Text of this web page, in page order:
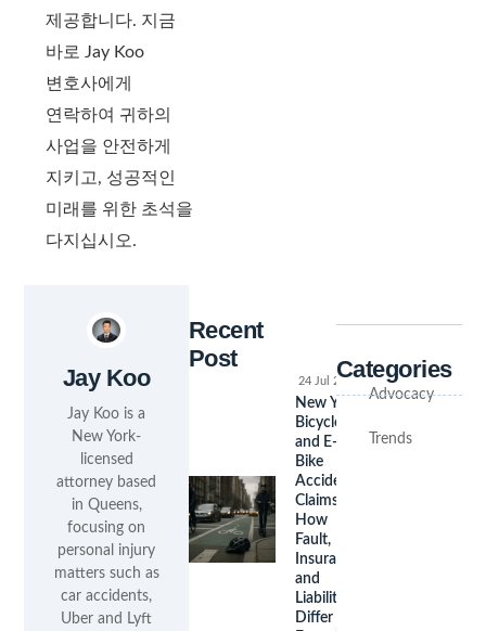
제공합니다. 지금
바로 Jay Koo
변호사에게
연락하여 귀하의
사업을 안전하게
지키고, 성공적인
미래를 위한 초석을
다지십시오.
Jay Koo
Jay Koo is a
New York-
licensed
attorney based
in Queens,
focusing on
personal injury
matters such as
car accidents,
Uber and Lyft
Recent
Post
24 Jul 2026
New York
Bicycle
and E-
Bike
Accident
Claims:
How
Fault,
Insurance,
and
Liability
Differ
Categories
Advocacy
Trends